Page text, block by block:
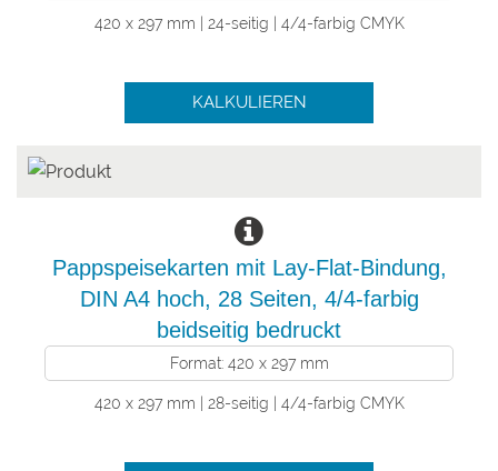
420 x 297 mm | 24-seitig | 4/4-farbig CMYK
KALKULIEREN
Pappspeisekarten mit Lay-Flat-Bindung,
DIN A4 hoch, 28 Seiten, 4/4-farbig
beidseitig bedruckt
Format: 420 x 297 mm
420 x 297 mm | 28-seitig | 4/4-farbig CMYK